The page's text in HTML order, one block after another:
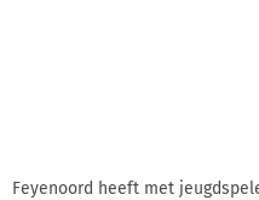
Feyenoord heeft met